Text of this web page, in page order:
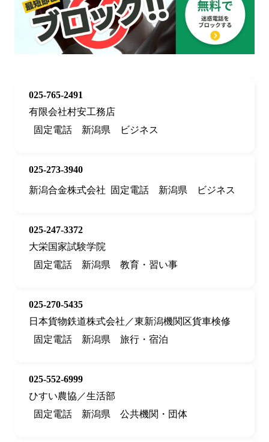
025-765-2491
有限会社村安工務店
固定電話
新潟県 ビジネス
025-273-3940
新潟合金株式会社
固定電話 新潟県 ビジネス
025-247-3372
大栄国家試験学院
固定電話
新潟県 教育・習い事
025-270-5435
日本貨物鉄道株式会社／東新潟機関区貨車検修
固定電話
新潟県 旅行・宿泊
025-552-6999
ひすい農協／生活部
固定電話
新潟県 公共機関・団体